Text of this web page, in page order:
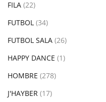
FILA (22)
FUTBOL (34)
FUTBOL SALA (26)
HAPPY DANCE (1)
HOMBRE (278)
J'HAYBER (17)